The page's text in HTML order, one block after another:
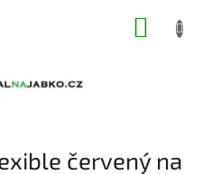
červený na